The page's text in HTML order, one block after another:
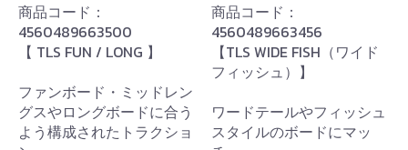
商品コード：
4560489663500
【 TLS FUN / LONG 】
ファンボード・ミッドレン
グスやロングボードに合う
よう構成されたトラクショ
商品コード：
4560489663456
【TLS WIDE FISH（ワイド
フィッシュ）】
ワードテールやフィッシュ
スタイルのボードにマッ